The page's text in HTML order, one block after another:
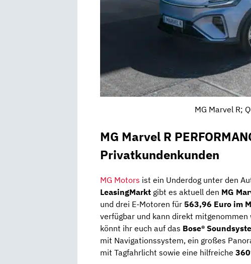
MG Marvel R;
MG Marvel R
Privatkundenkunden
MG Motors ist ein Underdog unter den
LeasingMarkt gibt es aktuell den MG
und drei E-Motoren für 563,96 Euro im
verfügbar und kann direkt
könnt ihr euch auf das Bose®
mit Navigationssystem, ein großes
mit Tagfahrlicht sowie eine hilfreiche